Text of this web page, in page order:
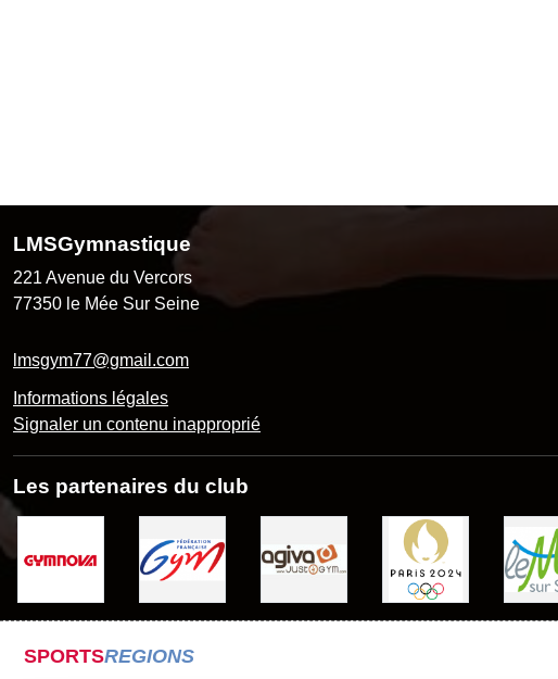
LMSGymnastique
221 Avenue du Vercors
77350 le Mée Sur Seine
lmsgym77@gmail.com
Informations légales
Signaler un contenu inapproprié
Les partenaires du club
SPORTSREGIONS